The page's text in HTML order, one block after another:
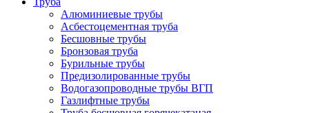
Алюминиевые трубы
Асбестоцементная труба
Бесшовные трубы
Бронзовая труба
Бурильные трубы
Предизолированные трубы
Водогазопроводные трубы ВГП
Газлифтные трубы